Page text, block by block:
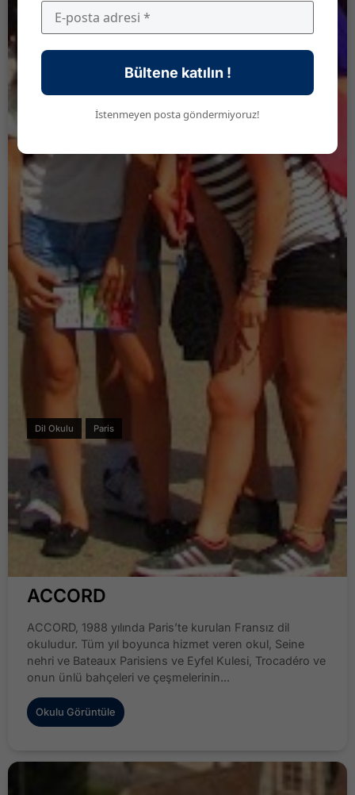
Dil Okulu Paris
ACCORD
ACCORD, 1988 yılında Paris’te kurulan Fransız dil
okuludur. Tüm yıl boyunca hizmet veren okul, Seine
nehri ve Bateaux Parisiens ve Eyfel Kulesi, Trocadéro ve
onun ünlü bahçeleri ve çeşmelerinin...
Okulu Görüntüle
Bültene katılın !
İstenmeyen posta göndermiyoruz!